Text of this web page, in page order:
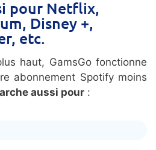
pour Netflix,
Disney +,
etc.
haut, GamsGo fonctionne
abonnement Spotify moins
aussi pour :